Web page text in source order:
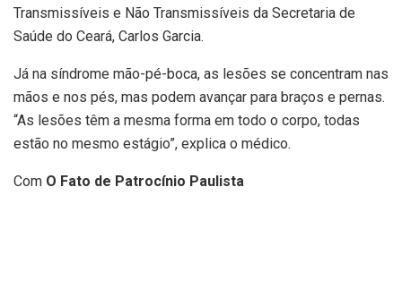
Transmissíveis e Não Transmissíveis da Secretaria de
Saúde do Ceará, Carlos Garcia.
Já na síndrome mão-pé-boca, as lesões se concentram nas
mãos e nos pés, mas podem avançar para braços e pernas.
“As lesões têm a mesma forma em todo o corpo, todas
estão no mesmo estágio”, explica o médico.
Com O Fato de Patrocínio Paulista